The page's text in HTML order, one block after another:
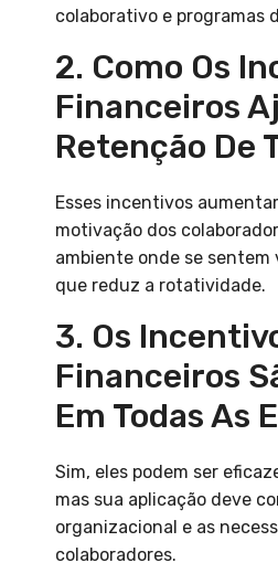
colaborativo e programas
2. Como Os
Financeiros
Retenção De
Esses incentivos
motivação dos
ambiente onde se sentem
que reduz a rotatividade.
3. Os
Financeiros
Em Todas As
Sim, eles podem ser
mas sua aplicação deve
organizacional e as
colaboradores.